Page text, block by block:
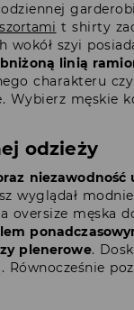
szortami t shirty
szyi
linią
charakteru
męskie
odzieży
wyglądał
oversize męska
plenerowe.